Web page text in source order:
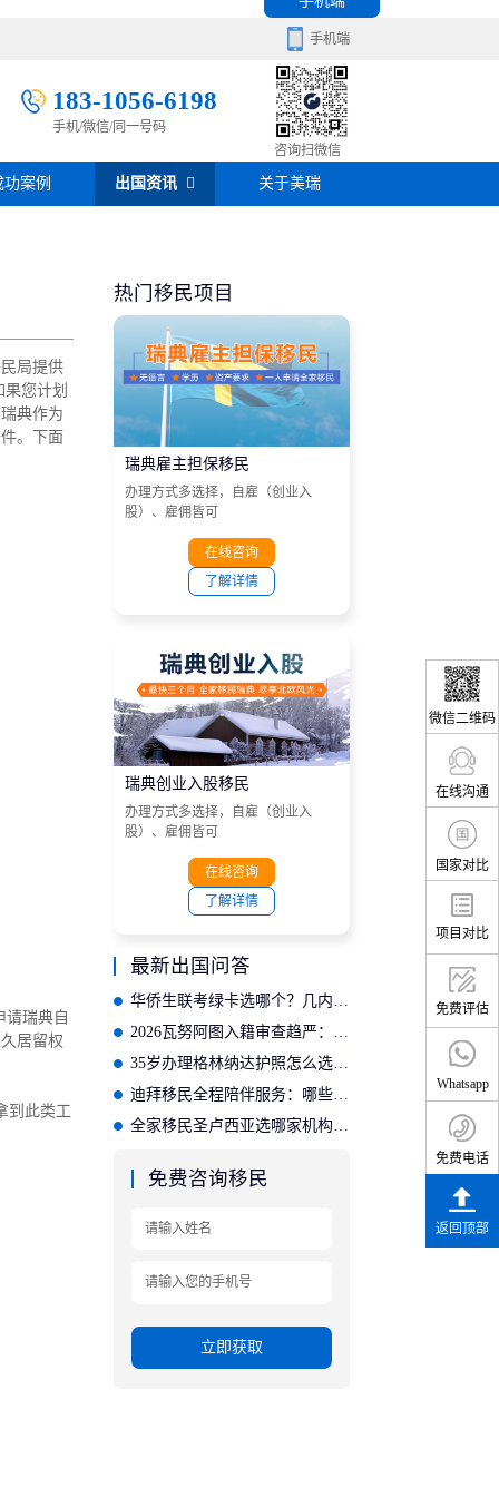
手机端
183-1056-6198
手机/微信/同一号码
咨询扫微信
在线咨询
功案例 出国资讯
移民百科
房产知识
移民问答
关于美瑞
局提供
您计划
典作为
。下面
请瑞典自
居留权
到此类工
热门移民项目
瑞典雇主担保移民
办理方式多选择，自雇（创业入
股）、雇佣皆可
在线咨询
了解详情
瑞典创业入股移民
办理方式多选择，自雇（创业入
股）、雇佣皆可
在线咨询
了解详情
最新出国问答
35岁办理格林纳达护照怎么选？适合的投资入籍机构推荐
迪拜移民全程陪伴服务：哪些公司提供完善的后续保障？
全家移民圣卢西亚选哪家机构？专业方案适配家庭需求
免费咨询移民
立即获取
微信二维码
在线沟通
国家对比
项目对比
免费评估
Whatsapp
免费电话
返回顶部